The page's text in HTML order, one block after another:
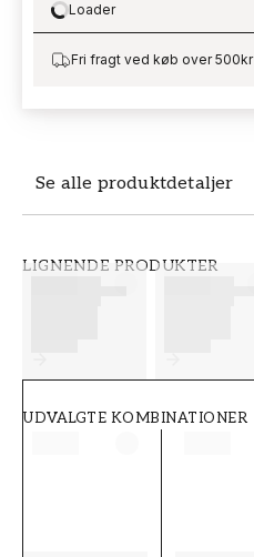
Se alle produktdetaljer
LIGNENDE PRODUKTER
UDVALGTE KOMBINATIONER
Loading…
Loader
Fri fragt ved køb over 500kr